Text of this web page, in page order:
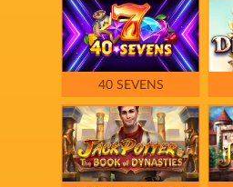
40 SEVENS